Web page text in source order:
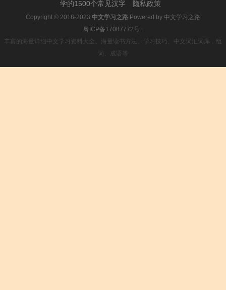
学的1500个常见汉字
隐私政策
Copyright © 2018-2023 中文学习之路 Powered by 中文学习之路
粤ICP备17087772号 .
丰富的海量详细中文学习资料大全。海量读书方法、学习技巧、中文词汇词库，组
词、成语等